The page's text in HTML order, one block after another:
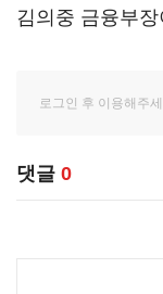
김의중 금융부
댓글 0